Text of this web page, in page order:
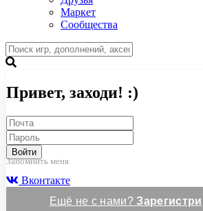
Маркет
Сообщества
Привет, заходи! :)
Войти
Запомнить меня
Вконтакте
Ещё не с нами?